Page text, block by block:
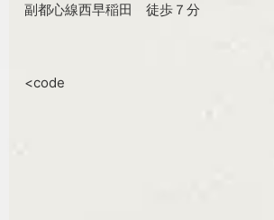
副都心線西早稲田 徒歩７分
<code